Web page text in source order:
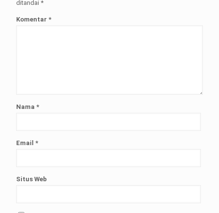
ditandai *
Komentar *
Nama *
Email *
Situs Web